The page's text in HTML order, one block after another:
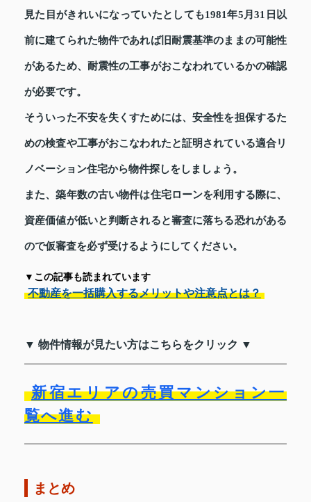
見た目がきれいになっていたとしても1981年5月31日以
前に建てられた物件であれば旧耐震基準のままの可能性
があるため、耐震性の工事がおこなわれているかの確認
が必要です。
そういった不安を失くすためには、安全性を担保するた
めの検査や工事がおこなわれたと証明されている適合リ
ノベーション住宅から物件探しをしましょう。
また、築年数の古い物件は住宅ローンを利用する際に、
資産価値が低いと判断されると審査に落ちる恐れがある
ので仮審査を必ず受けるようにしてください。
▼この記事も読まれています
不動産を一括購入するメリットや注意点とは？
▼ 物件情報が見たい方はこちらをクリック ▼
新宿エリアの売買マンション一
覧へ進む
まとめ